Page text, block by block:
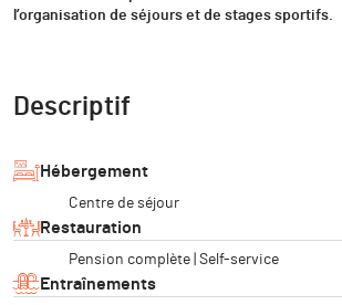
l’organisation de séjours et de stages sportifs.
Descriptif
Hébergement
Centre de séjour
Restauration
Pension complète | Self-service
Entraînements